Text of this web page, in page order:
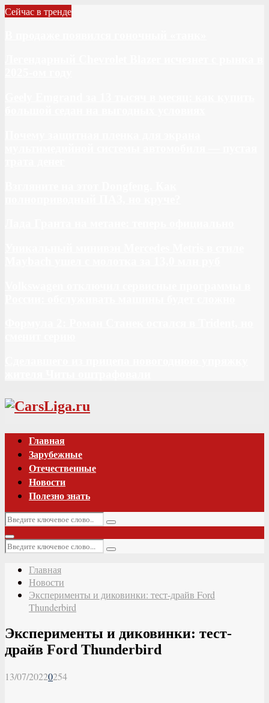
Сейчас в тренде
Vk
Главная
Зарубежные
Отечественные
Новости
Полезно знать
Искать:
Поиск
Основное
меню
Искать:
Поиск
Главная
Новости
Эксперименты и диковинки: тест-драйв Ford
Thunderbird
Эксперименты и диковинки: тест-
драйв Ford Thunderbird
13/07/20220254